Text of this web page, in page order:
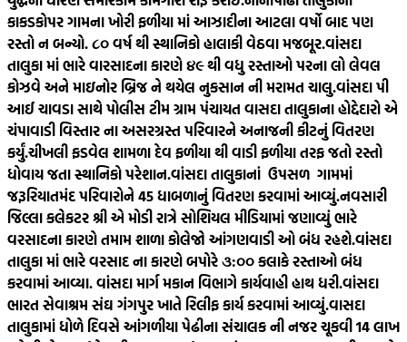
કાકડકોપર ગામના ખોરી ફળીયા માં આઝાદીના આટલા વર્ષો બાદ પણ
રસ્તો ન બન્યો. ૮૦‌ વર્ષ થી સ્થાનિકો હાલાકી વેઠવા મજબૂર.વાંસદા
તાલુકા માં ભારે વારસાદના કારણે ૪૯ થી વધુ રસ્તાઓ પરના લો લેવલ
કોઝવે અને માઇનોર બ્રિજ ને થયેલ નુકસાન ની મરામત ચાલુ.વાંસદા પી
આઈ ચાવડા સાથે પોલીસ ટીમ ગ્રામ પંચાયત વાસદા તાલુકાના હોદ્દેદારો એ
ચંપાવાડી વિસ્તાર ના અસરગ્રસ્ત પરિવારને અનાજની કીટનું વિતરણ
કર્યું.ચીખલી ફડવેલ શામળા દેવ ફળીયા થી વાડી ફળીયા તરફ જતો રસ્તો
ધોવાય જતા સ્થાનિકો પરેશાન.વાંસદા તાલુકાનાં ઉપસળ ગામમાં
જરૂરિયાતમંદ પરિવારોને 45 ધાબળાનું વિતરણ કરવામાં આવ્યું.નવસારી
જિલ્લા કલેકટર શ્રી એ મોડી રાત્રે સોશિયલ મીડિયામાં જણાવ્યું ભારે
વરસાદના કારણે તમામ શાળા કોલેજો આંગણવાડી ઓ બંધ રહશે.વાંસદા
તાલુકા માં ભારે વરસાદ ના કારણે બપોરે ૩:૦૦ કલાકે રસ્તાઓ બંધ
કરવામાં આવ્યા. વાંસદા માર્ગ મકાન વિભાગે કાર્યવાહી હાથ ધરી.વાંસદા
ભારત સેવાશ્રમ સંઘ ગંગપુર ખાતે રિલીફ કાર્ય કરવામાં આવ્યું.વાસદા
તાલુકામાં ધોળે દિવસે આંગળીયા પેઢીના સંચાલક ની નજર ચૂકવી 14 લાખ